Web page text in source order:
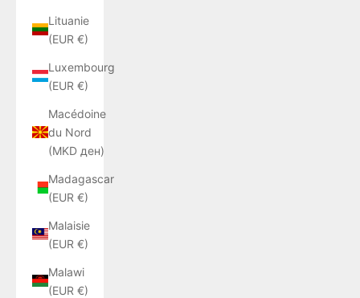
Lituanie
(EUR €)
Luxembourg
(EUR €)
Macédoine
du Nord
(MKD ден)
Madagascar
(EUR €)
Malaisie
(EUR €)
Malawi
(EUR €)